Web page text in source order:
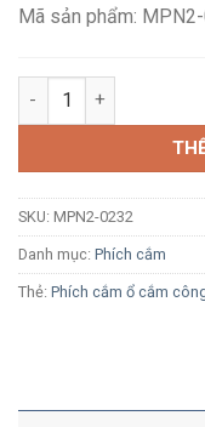
Mã sản phẩm:
Phích cắm công
SKU: MPN2-0232
Danh mục: Phích cắm
Thẻ: Phích cắm ổ cắm